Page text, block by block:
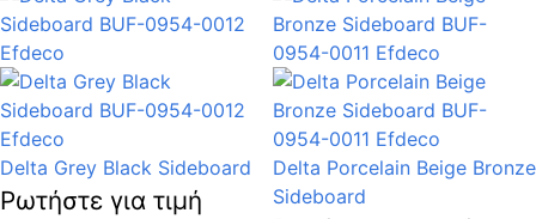
Delta Grey Black Sideboard
Ρωτήστε για τιμή
Delta Porcelain Beige Bronze
Sideboard